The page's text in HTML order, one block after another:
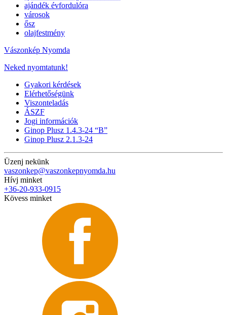
ajándék évfordulóra
városok
ősz
olajfestmény
Vászonkép Nyomda
Neked nyomtatunk!
Gyakori kérdések
Elérhetőségünk
Viszonteladás
ÁSZF
Jogi információk
Ginop Plusz 1.4.3-24 “B”
Ginop Plusz 2.1.3-24
Üzenj nekünk
vaszonkep@vaszonkepnyomda.hu
Hívj minket
+36-20-933-0915
Kövess minket